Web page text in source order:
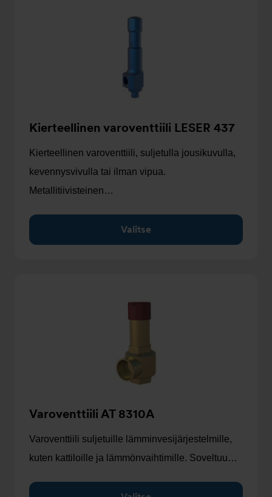
Kierteellinen varoventtiili LESER 437
Kierteellinen varoventtiili, suljetulla jousikuvulla,
kevennysvivulla tai ilman vipua.
Metallitiivisteinen…
Valitse
Varoventtiili AT 8310A
Varoventtiili suljetuille lämminvesijärjestelmille,
kuten kattiloille ja lämmönvaihtimille. Soveltuu…